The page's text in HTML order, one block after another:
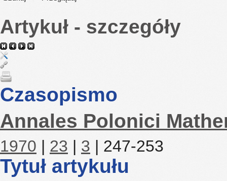
Artykuł - szczegóły
Czasopismo
Annales Polonici
1970 | 23 | 3 | 247-253
Tytuł artykułu